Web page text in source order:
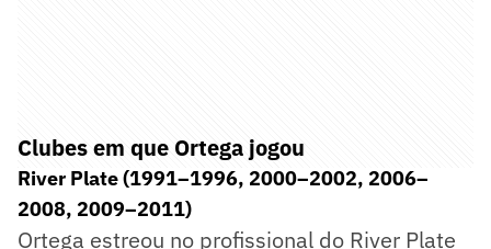
Clubes em que Ortega jogou
River Plate (1991–1996, 2000–2002, 2006–
2008, 2009–2011)
Ortega estreou no profissional do River Plate